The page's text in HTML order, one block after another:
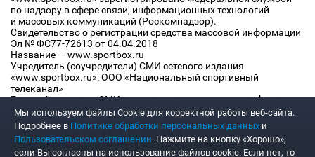
по надзору в сфере связи, информационных технологий
и массовых коммуникаций (Роскомнадзор).
Свидетельство о регистрации средства массовой информации
Эл № ФС77-72613 от 04.04.2018
Название — www.sportbox.ru
Учредитель (соучредители) СМИ сетевого издания
«www.sportbox.ru»: ООО «Национальный спортивный
телеканал»
Главный редактор СМИ сетевого издания «www.sportbox.ru»:
Конов В.А.
Номер телефона редакции СМИ сетевого издания
«www.sportbox.ru»: +7 (495) 653 8419
Адрес электронной почты редакции СМИ сетевого издания
Мы используем файлы Сookie для корректной работы веб-сайта.
Подробнее в Политике обработки персональных данных и
Пользовательском соглашении. Нажмите на кнопку «Хорошо»,
если Вы согласны на использование файлов cookie. Если нет, то